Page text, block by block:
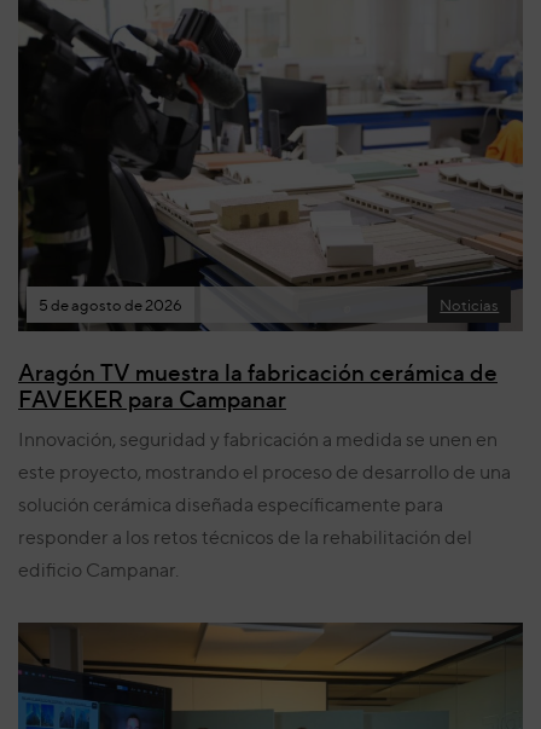
5 de agosto de 2026 Noticias
Aragón TV muestra la fabricación cerámica de
FAVEKER para Campanar
Innovación, seguridad y fabricación a medida se unen en
este proyecto, mostrando el proceso de desarrollo de una
solución cerámica diseñada específicamente para
responder a los retos técnicos de la rehabilitación del
edificio Campanar.